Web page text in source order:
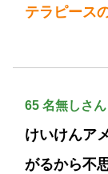
テラピース
65 名無しさん
けいけんア
がるから不